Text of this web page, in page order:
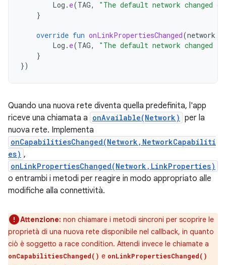
Log . e(TAG,
"The default network changed
}
override fun onLinkPropertiesChanged(network
Log . e(TAG,
"The default network changed
}
})
Quando una nuova rete diventa quella predefinita, l'app
riceve una chiamata a onAvailable(Network) per la
nuova rete. Implementa
onCapabilitiesChanged(Network,NetworkCapabiliti
es) ,
onLinkPropertiesChanged(Network,LinkProperties)
o entrambi i metodi per reagire in modo appropriato alle
modifiche alla connettività.
Attenzione: non chiamare i metodi sincroni per scoprire le
proprietà di una nuova rete disponibile nel callback, in quanto
ciò è soggetto a race condition. Attendi invece le chiamate a
onCapabilitiesChanged() e onLinkPropertiesChanged()